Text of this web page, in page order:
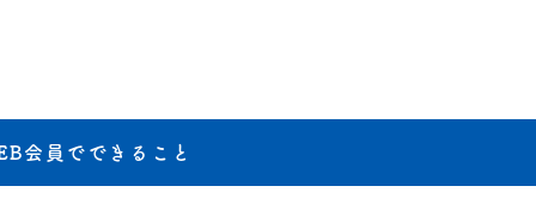
会員でできること